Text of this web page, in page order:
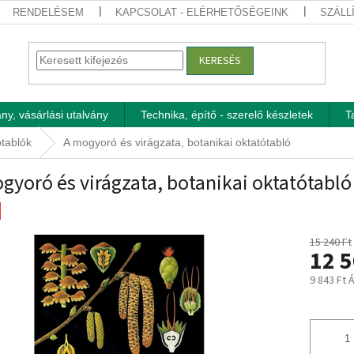
RENDELÉSEM KAPCSOLAT - ELÉRHETŐSÉGEINK
KERESÉS
vásárlási utalvány Technika, építő - szerelő készletek
A mogyoró és virágzata, botanikai oktatótabló
és virágzata, botanikai oktatótabló
15 240 Ft
12
9 843 Ft